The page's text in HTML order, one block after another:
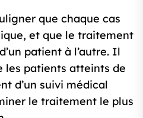
que chaque cas
et que le traitement
patient à l’autre. Il
les patients atteints de
d’un suivi médical
le traitement le plus